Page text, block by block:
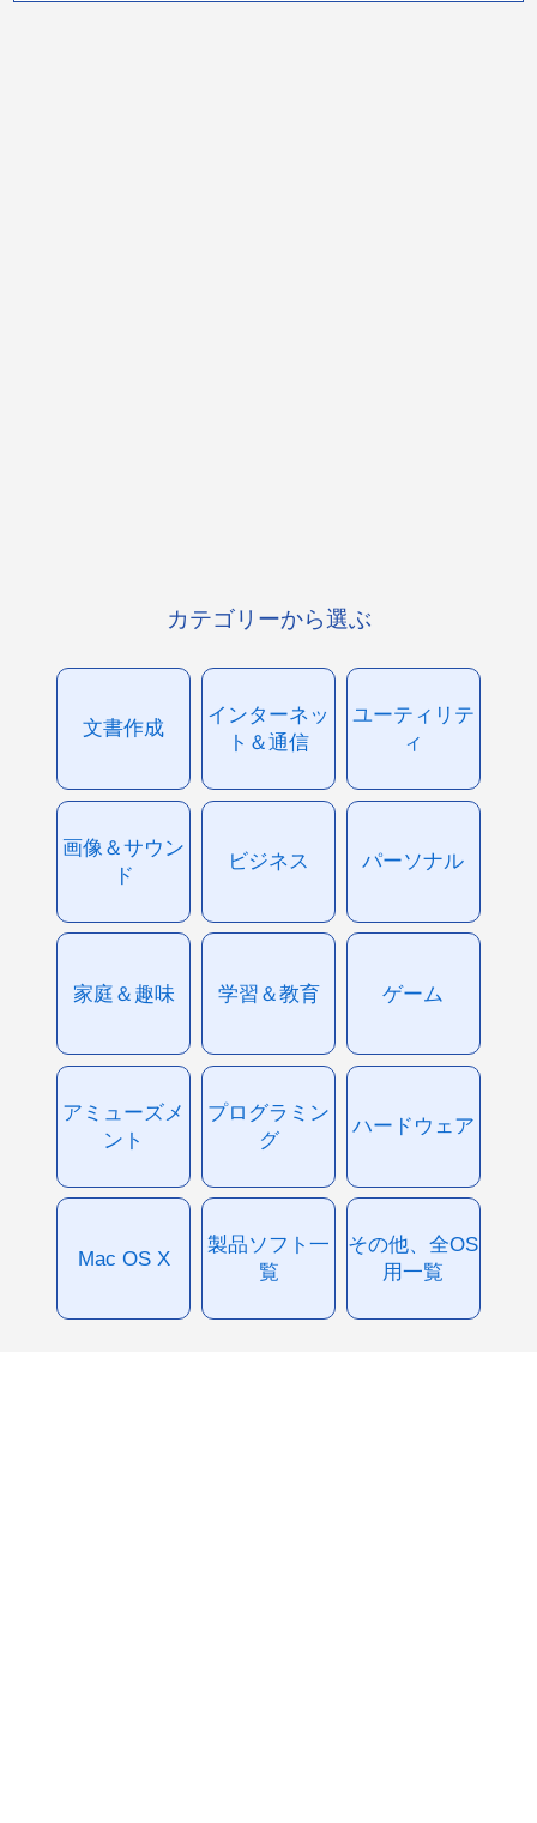
カテゴリーから選ぶ
文書作成
インターネッ
ト＆通信
ユーティリテ
ィ
画像＆サウン
ド
ビジネス パーソナル
家庭＆趣味 学習＆教育 ゲーム
アミューズメ
ント
プログラミン
グ
ハードウェア
Mac OS X
製品ソフト一
覧
その他、全OS
用一覧